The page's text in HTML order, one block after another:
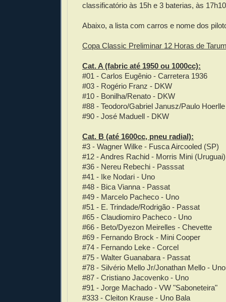
classificatório às 15h e 3 baterias, às
Abaixo, a lista com carros e nome dos
Copa Classic Preliminar 12 Horas de
Cat. A (fabric até 1950 ou 1000cc):
#01 - Carlos Eugênio - Carretera 1936
#03 - Rogério Franz - DKW
#10 - Bonilha/Renato - DKW
#88 - Teodoro/Gabriel Janusz/Paulo
#90 - José Maduell - DKW
Cat. B (até 1600cc, pneu radial):
#3 - Wagner Wilke - Fusca Aircooled (SP)
#12 - Andres Rachid - Morris Mini (Uruguai)
#36 - Nereu Rebechi - Passsat
#41 - Ike Nodari - Uno
#48 - Bica Vianna - Passat
#49 - Marcelo Pacheco - Uno
#51 - E. Trindade/Rodrigão - Passat
#65 - Claudiomiro Pacheco - Uno
#66 - Beto/Dyezon Meirelles - Chevette
#69 - Fernando Brock - Mini Cooper
#74 - Fernando Leke - Corcel
#75 - Walter Guanabara - Passat
#78 - Silvério Mello Jr/Jonathan Mello - Uno
#87 - Cristiano Jacovenko - Uno
#91 - Jorge Machado - VW "Saboneteira"
#333 - Cleiton Krause - Uno Bala